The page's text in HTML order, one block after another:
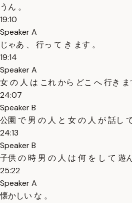
うん 。
19:10
Speaker A
じゃあ 、 行っ て き ます 。
19:14
Speaker A
女 の 人 は これ から どこ へ 行き ま
24:07
Speaker B
公園 で 男 の 人 と 女 の 人 が 話し
24:13
Speaker B
子供 の 時 男 の 人 は 何 を し て 遊
25:22
Speaker A
懐かしい な 。